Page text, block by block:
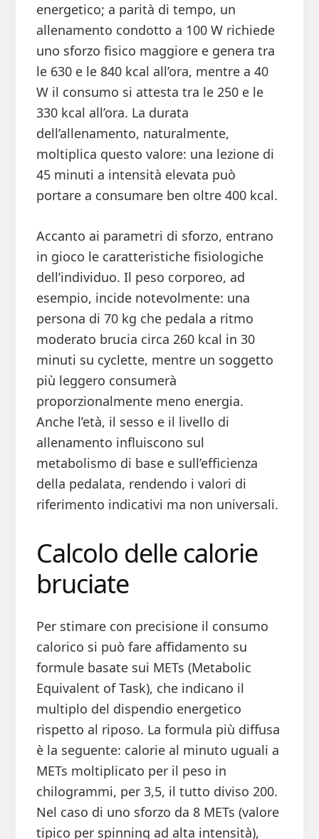
energetico; a parità di tempo, un
allenamento condotto a 100 W richiede
uno sforzo fisico maggiore e genera tra
le 630 e le 840 kcal all’ora, mentre a 40
W il consumo si attesta tra le 250 e le
330 kcal all’ora. La durata
dell’allenamento, naturalmente,
moltiplica questo valore: una lezione di
45 minuti a intensità elevata può
portare a consumare ben oltre 400 kcal.
Accanto ai parametri di sforzo, entrano
in gioco le caratteristiche fisiologiche
dell’individuo. Il peso corporeo, ad
esempio, incide notevolmente: una
persona di 70 kg che pedala a ritmo
moderato brucia circa 260 kcal in 30
minuti su cyclette, mentre un soggetto
più leggero consumerà
proporzionalmente meno energia.
Anche l’età, il sesso e il livello di
allenamento influiscono sul
metabolismo di base e sull’efficienza
della pedalata, rendendo i valori di
riferimento indicativi ma non universali.
Calcolo delle calorie
bruciate
Per stimare con precisione il consumo
calorico si può fare affidamento su
formule basate sui METs (Metabolic
Equivalent of Task), che indicano il
multiplo del dispendio energetico
rispetto al riposo. La formula più diffusa
è la seguente: calorie al minuto uguali a
METs moltiplicato per il peso in
chilogrammi, per 3,5, il tutto diviso 200.
Nel caso di uno sforzo da 8 METs (valore
tipico per spinning ad alta intensità),